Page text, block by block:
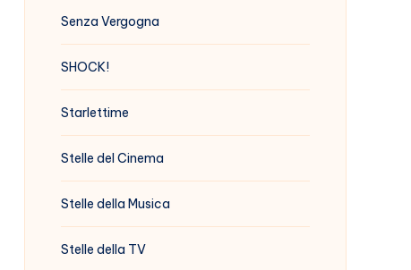
Senza Vergogna
SHOCK!
Starlettime
Stelle del Cinema
Stelle della Musica
Stelle della TV